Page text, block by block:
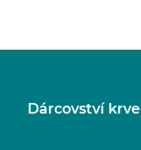
Dárcovství krve